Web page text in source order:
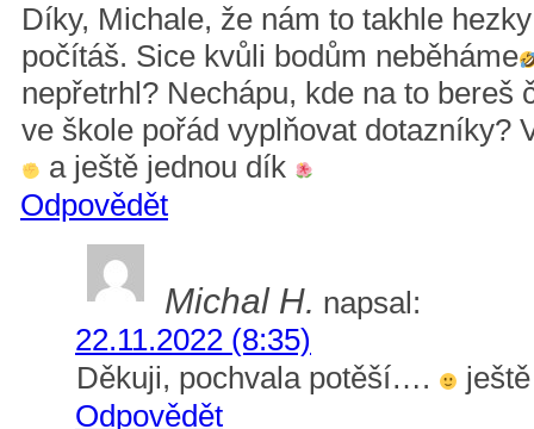
Díky, Michale, že nám to takhle
počítáš. Sice kvůli bodům neběháme
nepřetrhl? Nechápu, kde na to bereš
ve škole pořád vyplňovat dotazníky?
a ještě jednou dík
Odpovědět
Michal H. napsal:
22.11.2022 (8:35)
Děkuji, pochvala potěší….
Odpovědět